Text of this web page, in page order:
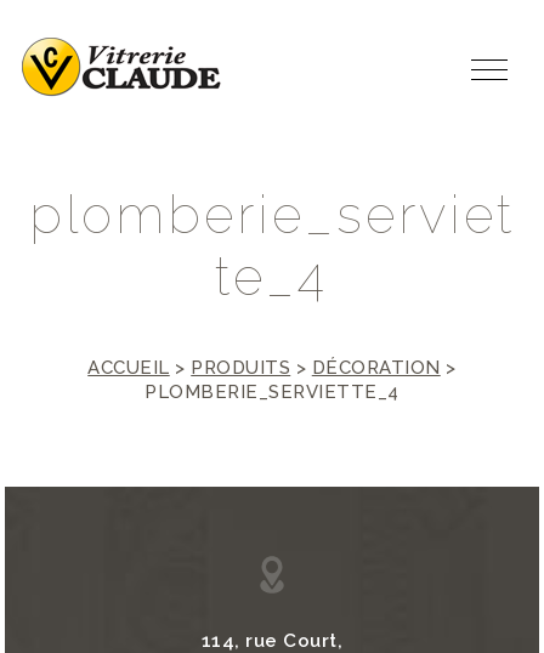
plomberie serviet
te _4
ACCUEIL > PRODUITS > DÉCORATION >
PLOMBERIE_SERVIETTE_4
114, rue Court,